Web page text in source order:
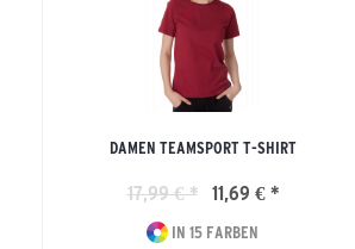
DAMEN TEAMSPORT T-SHIRT
17,99 € * 11,69 € *
IN 15 FARBEN